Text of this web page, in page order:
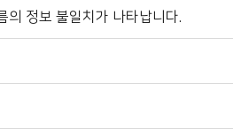
의 정보 불일치가 나타납니다.